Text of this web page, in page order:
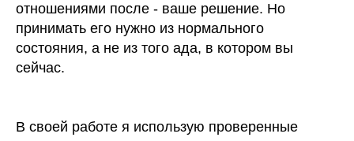
отношениями после - ваше решение. Но
принимать его нужно из нормального
состояния, а не из того ада, в котором вы
сейчас.
В своей работе я использую проверенные